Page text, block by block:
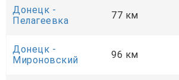
Донецк -
Пелагеевка
77 км
Донецк -
Мироновский
96 км